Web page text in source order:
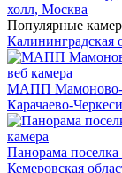
холл, Москва
Популярные
Калининградская
МАПП Мамоново-
Карачаево-
Панорама поселка
Кемеровская